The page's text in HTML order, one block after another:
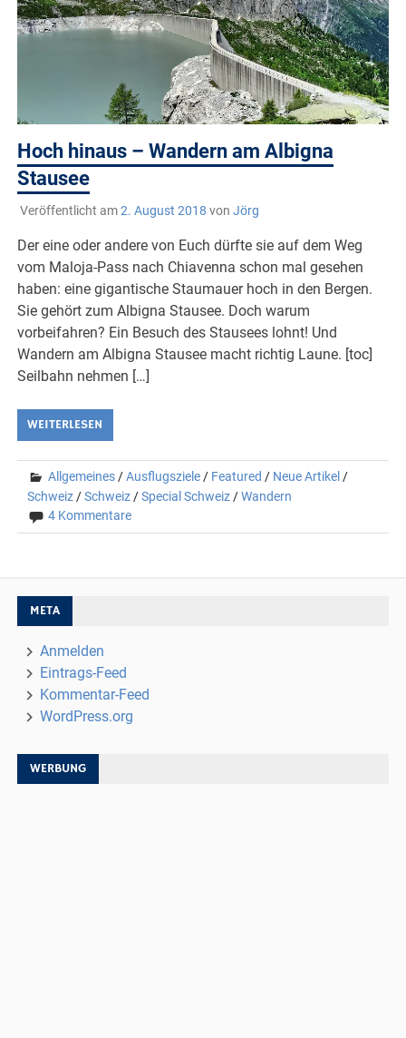
Hoch hinaus – Wandern am Albigna
Stausee
Veröffentlicht am2. August 2018 von Jörg
Der eine oder andere von Euch dürfte sie auf dem Weg
vom Maloja-Pass nach Chiavenna schon mal gesehen
haben: eine gigantische Staumauer hoch in den Bergen.
Sie gehört zum Albigna Stausee. Doch warum
vorbeifahren? Ein Besuch des Stausees lohnt! Und
Wandern am Albigna Stausee macht richtig Laune. [toc]
Seilbahn nehmen […]
WEITERLESEN
Allgemeines /Ausflugsziele / Featured / Neue Artikel /
Schweiz /Schweiz /Special Schweiz /Wandern
4 Kommentare
META
Anmelden
Eintrags-Feed
Kommentar-Feed
WordPress.org
WERBUNG